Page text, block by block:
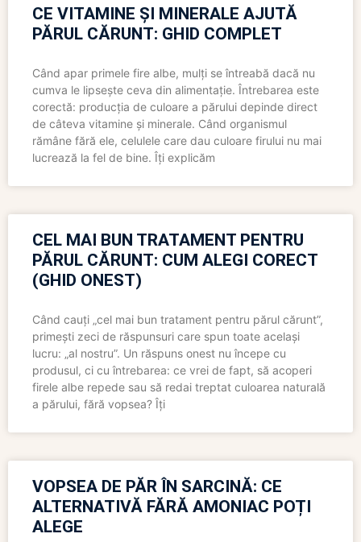
CE VITAMINE ȘI MINERALE AJUTĂ
PĂRUL CĂRUNT: GHID COMPLET
Când apar primele fire albe, mulți se întreabă dacă nu
cumva le lipsește ceva din alimentație. Întrebarea este
corectă: producția de culoare a părului depinde direct
de câteva vitamine și minerale. Când organismul
rămâne fără ele, celulele care dau culoare firului nu mai
lucrează la fel de bine. Îți explicăm
CEL MAI BUN TRATAMENT PENTRU
PĂRUL CĂRUNT: CUM ALEGI CORECT
(GHID ONEST)
Când cauți „cel mai bun tratament pentru părul cărunt”,
primești zeci de răspunsuri care spun toate același
lucru: „al nostru”. Un răspuns onest nu începe cu
produsul, ci cu întrebarea: ce vrei de fapt, să acoperi
firele albe repede sau să redai treptat culoarea naturală
a părului, fără vopsea? Îți
VOPSEA DE PĂR ÎN SARCINĂ: CE
ALTERNATIVĂ FĂRĂ AMONIAC POȚI
ALEGE